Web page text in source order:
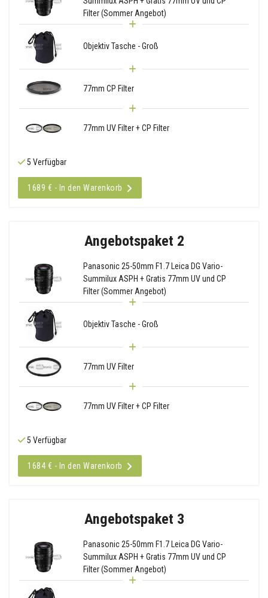
Filter (Sommer Angebot)
Objektiv Tasche - Groß
77mm CP Filter
77mm UV Filter + CP Filter
5 Verfügbar
1689 € - In den Warenkorb
Angebotspaket 2
Panasonic 25-50mm F1.7 Leica DG Vario-
Summilux ASPH + Gratis 77mm UV und CP
Filter (Sommer Angebot)
Objektiv Tasche - Groß
77mm UV Filter
77mm UV Filter + CP Filter
5 Verfügbar
1684 € - In den Warenkorb
Angebotspaket 3
Panasonic 25-50mm F1.7 Leica DG Vario-
Summilux ASPH + Gratis 77mm UV und CP
Filter (Sommer Angebot)